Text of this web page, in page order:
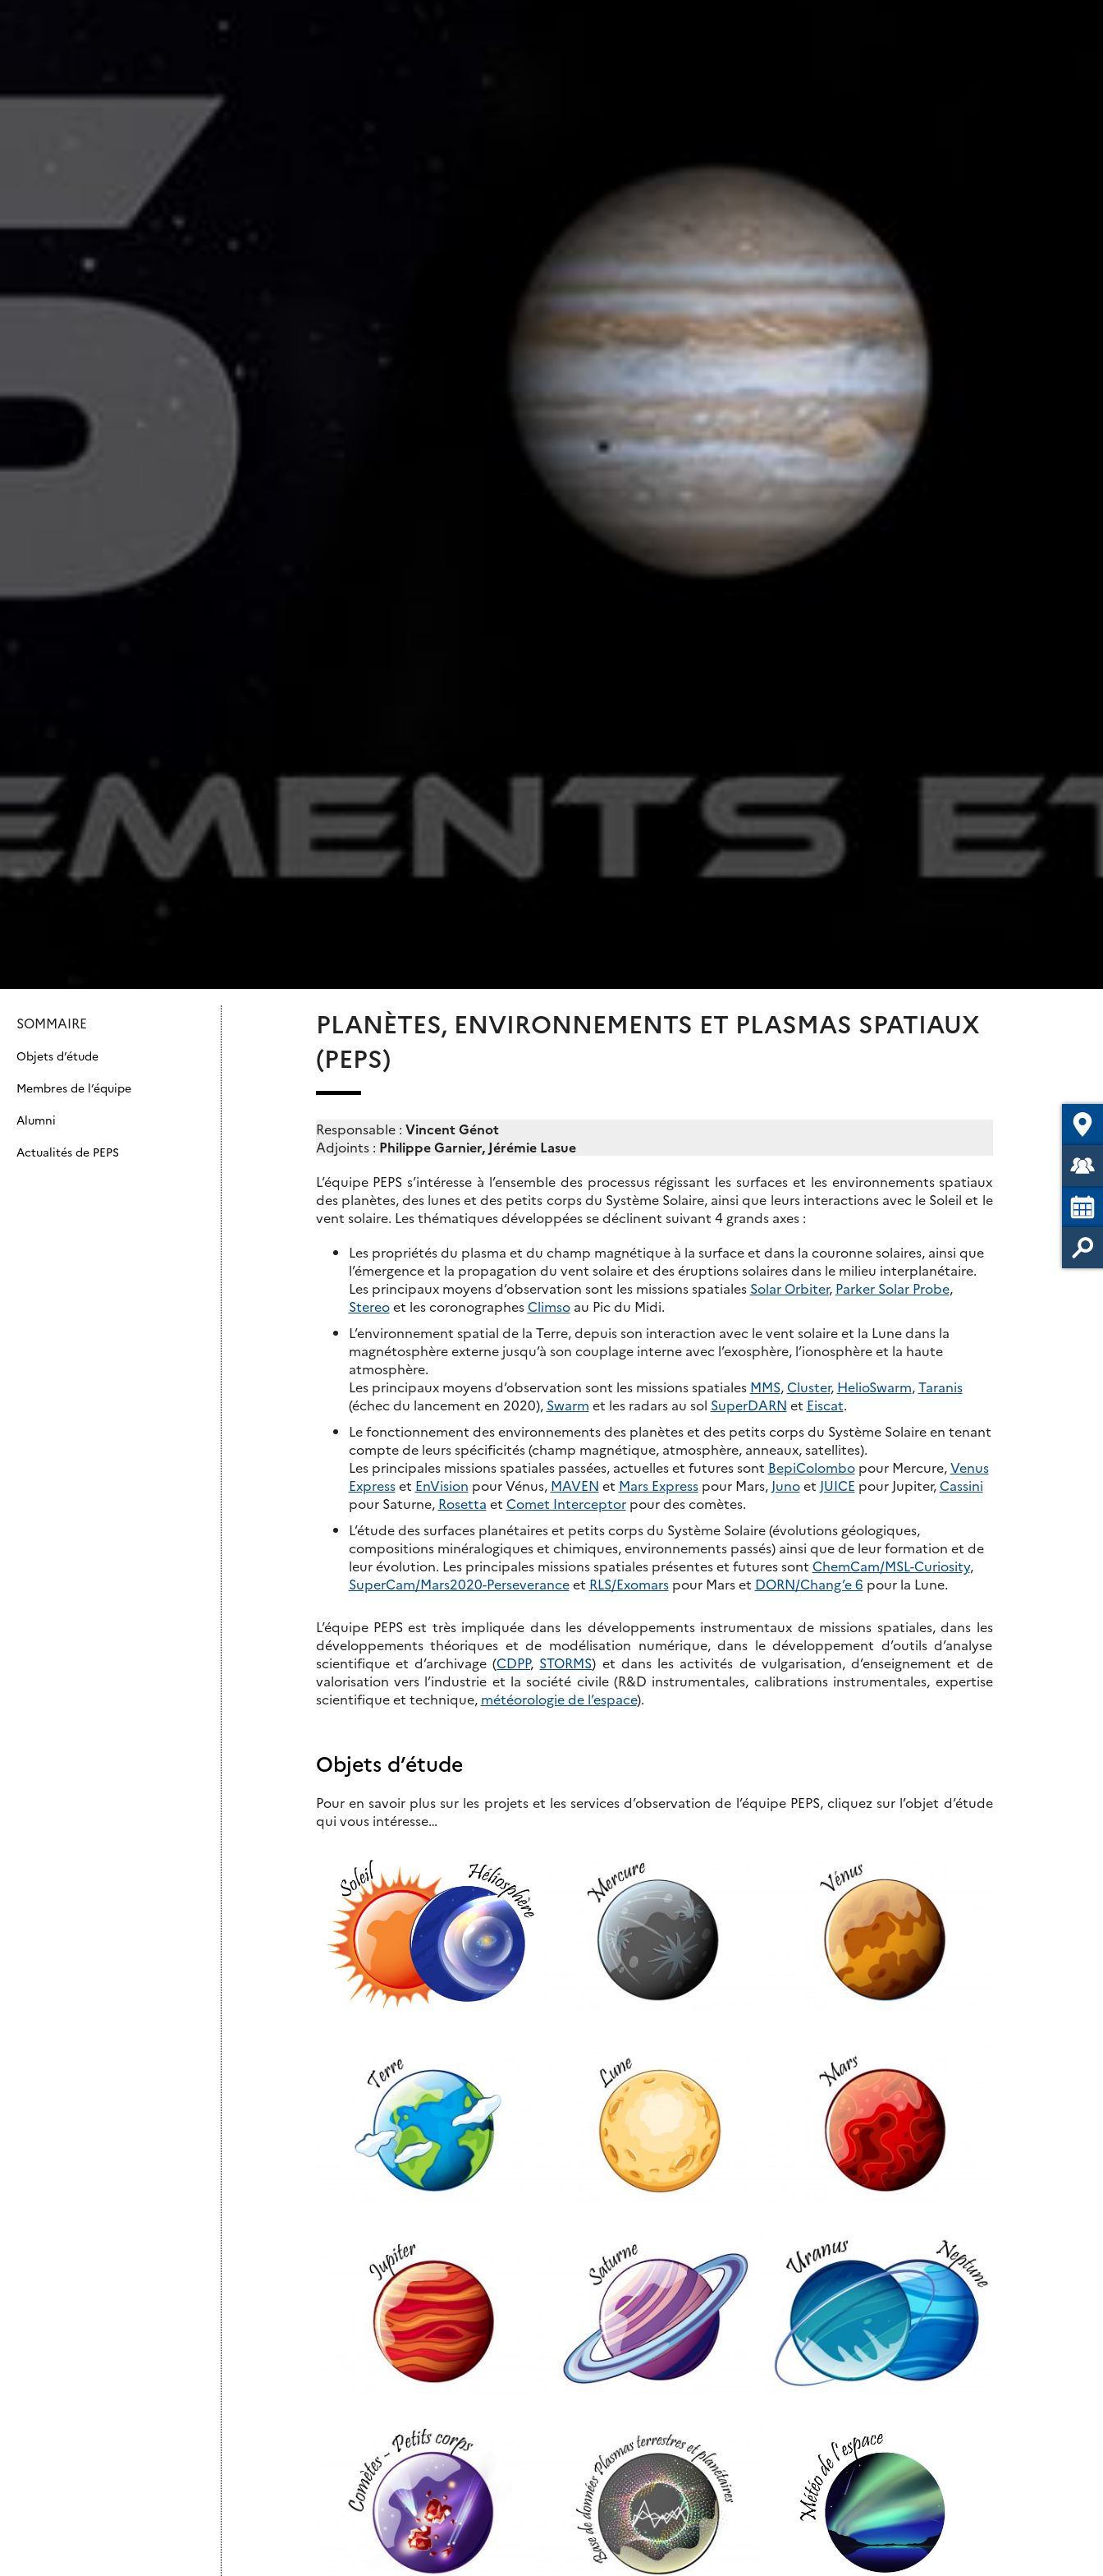
SOMMAIRE
Objets d’étude
Membres de l’équipe
Alumni
Actualités de PEPS
PLANÈTES, ENVIRONNEMENTS ET PLASMAS SPATIAUX
(PEPS)
Responsable : Vincent Génot
Adjoints : Philippe Garnier, Jérémie Lasue
L’équipe PEPS s’intéresse à l’ensemble des processus régissant les surfaces et les environnements spatiaux
des planètes, des lunes et des petits corps du Système Solaire, ainsi que leurs interactions avec le Soleil et le
vent solaire. Les thématiques développées se déclinent suivant 4 grands axes :
Les propriétés du plasma et du champ magnétique à la surface et dans la couronne solaires, ainsi que
l’émergence et la propagation du vent solaire et des éruptions solaires dans le milieu interplanétaire.
Les principaux moyens d’observation sont les missions spatiales Solar Orbiter, Parker Solar Probe,
Stereoet les coronographesClimsoau Pic du Midi.
L’environnement spatial de la Terre, depuis son interaction avec le vent solaire et la Lune dans la
magnétosphère externe jusqu’à son couplage interne avec l’exosphère, l’ionosphère et la haute
atmosphère.
Les principaux moyens d’observation sont les missions spatiales MMS,Cluster, HelioSwarm,Taranis
(échec du lancement en 2020), Swarm et les radars au sol SuperDARN et Eiscat.
Le fonctionnement des environnements des planètes et des petits corps du Système Solaire en tenant
compte de leurs spécificités (champ magnétique, atmosphère, anneaux, satellites).
Les principales missions spatiales passées, actuelles et futures sont BepiColombopour Mercure,Venus
Expresset EnVision pour Vénus, MAVEN et Mars Expresspour Mars, Junoet JUICE pour Jupiter,Cassini
pour Saturne, Rosetta et Comet Interceptorpour des comètes.
L’étude des surfaces planétaires et petits corps du Système Solaire (évolutions géologiques,
compositions minéralogiques et chimiques, environnements passés) ainsi que de leur formation et de
leur évolution. Les principales missions spatiales présentes et futures sont ChemCam/MSL-Curiosity,
SuperCam/Mars2020-Perseveranceet RLS/Exomarspour Mars et DORN/Chang’e 6 pour la Lune.
L’équipe PEPS est très impliquée dans les développements instrumentaux de missions spatiales, dans les
développements théoriques et de modélisation numérique, dans le développement d’outils d’analyse
scientifique et d’archivage (CDPP, STORMS) et dans les activités de vulgarisation, d’enseignement et de
valorisation vers l’industrie et la société civile (R&D instrumentales, calibrations instrumentales, expertise
scientifique et technique, météorologie de l’espace).
Objets d’étude
Pour en savoir plus sur les projets et les services d’observation de l’équipe PEPS, cliquez sur l’objet d’étude
qui vous intéresse…